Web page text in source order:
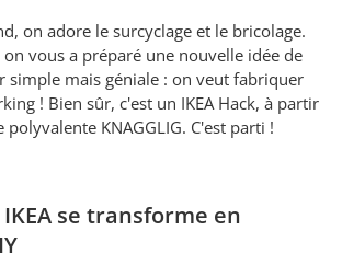
on adore le surcyclage et le bricolage.
vous a préparé une nouvelle idée de
simple mais géniale : on veut fabriquer
! Bien sûr, c'est un IKEA Hack, à partir
polyvalente KNAGGLIG. C'est parti !
se transforme en